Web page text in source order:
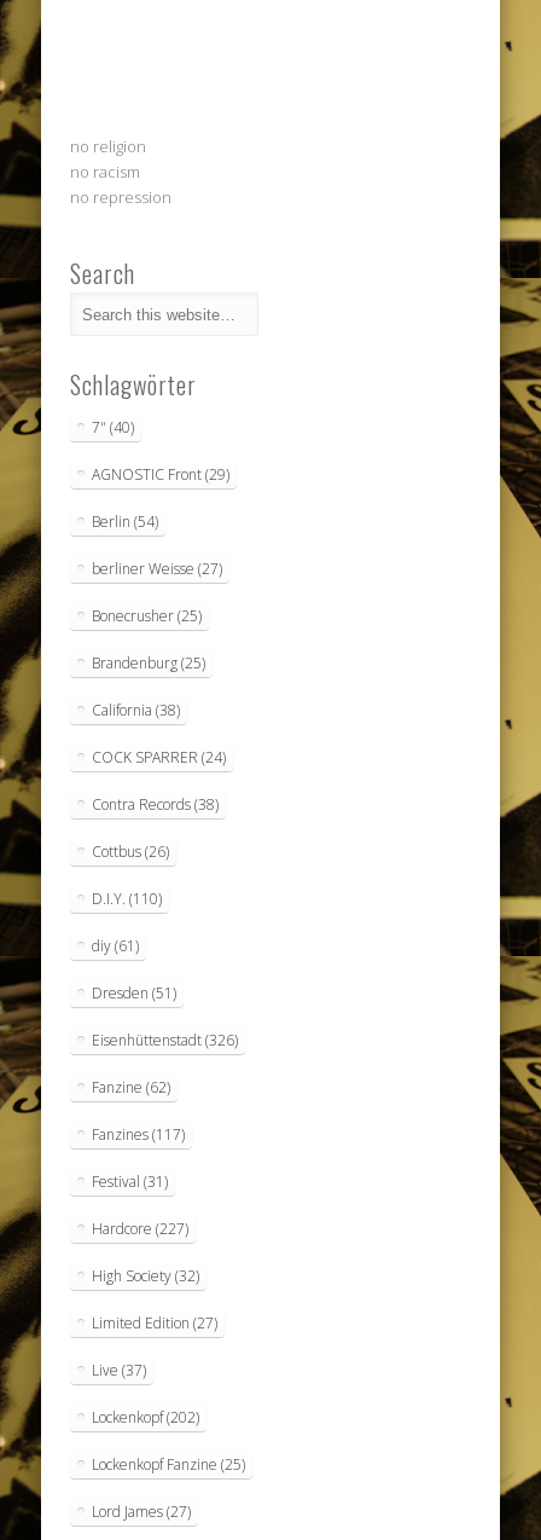
no religion
no racism
no repression
Search
Schlagwörter
7" (40)
AGNOSTIC Front(29)
Berlin (54)
berliner Weisse (27)
Bonecrusher(25)
Brandenburg(25)
California (38)
COCK SPARRER (24)
Contra Records(38)
Cottbus(26)
D.I.Y. (110)
diy(61)
Dresden (51)
Eisenhüttenstadt(326)
Fanzine (62)
Fanzines(117)
Festival (31)
Hardcore (227)
High Society(32)
Limited Edition (27)
Live (37)
Lockenkopf(202)
Lockenkopf Fanzine (25)
Lord James(27)